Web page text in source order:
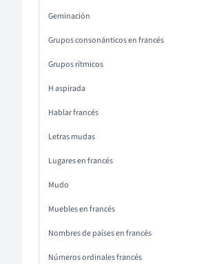
Geminación
Grupos consonánticos en francés
Grupos rítmicos
H aspirada
Hablar francés
Letras mudas
Lugares en francés
Mudo
Muebles en francés
Nombres de países en francés
Números ordinales francés